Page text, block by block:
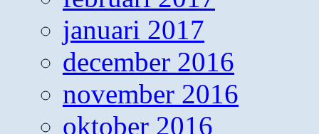
januari 2017
december 2016
november 2016
oktober 2016